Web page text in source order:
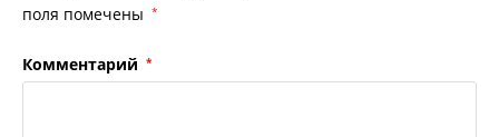
поля помечены *
Комментарий *